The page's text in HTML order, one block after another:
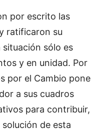
por escrito las
ratificaron su
sólo es
y en unidad. Por
por el Cambio pone
a sus cuadros
para contribuir,
de esta